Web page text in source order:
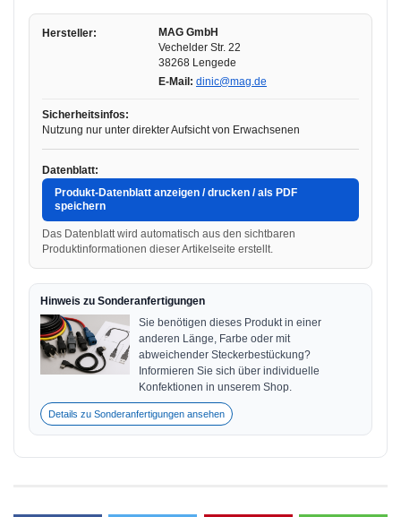
Hersteller:
MAG GmbH
Vechelder Str. 22
38268 Lengede
E-Mail: dinic@mag.de
Sicherheitsinfos:
Nutzung nur unter direkter Aufsicht von Erwachsenen
Datenblatt:
Produkt-Datenblatt anzeigen / drucken / als PDF
speichern
Das Datenblatt wird automatisch aus den sichtbaren
Produktinformationen dieser Artikelseite erstellt.
Hinweis zu Sonderanfertigungen
Sie benötigen dieses Produkt in einer
anderen Länge, Farbe oder mit
abweichender Steckerbestückung?
Informieren Sie sich über individuelle
Konfektionen in unserem Shop.
Details zu Sonderanfertigungen ansehen